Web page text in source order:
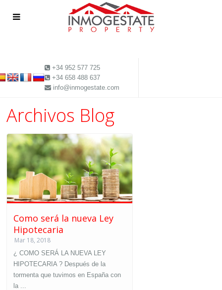
+34 952 577 725
+34 658 488 637
info@inmogestate.com
Archivos Blog
Como será la nueva Ley
Hipotecaria
Mar 18, 2018
¿ COMO SERÁ LA NUEVA LEY
HIPOTECARIA ? Después de la
tormenta que tuvimos en España con
la ...